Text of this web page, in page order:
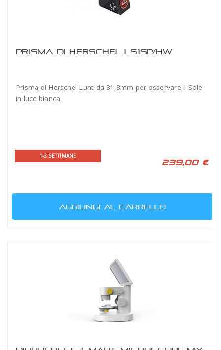
PRISMA DI HERSCHEL LS1SP/HW
Prisma di Herschel Lunt da 31,8mm per osservare il Sole
in luce bianca
1-3 SETTIMANE
239,00 €
AGGIUNGI AL CARRELLO